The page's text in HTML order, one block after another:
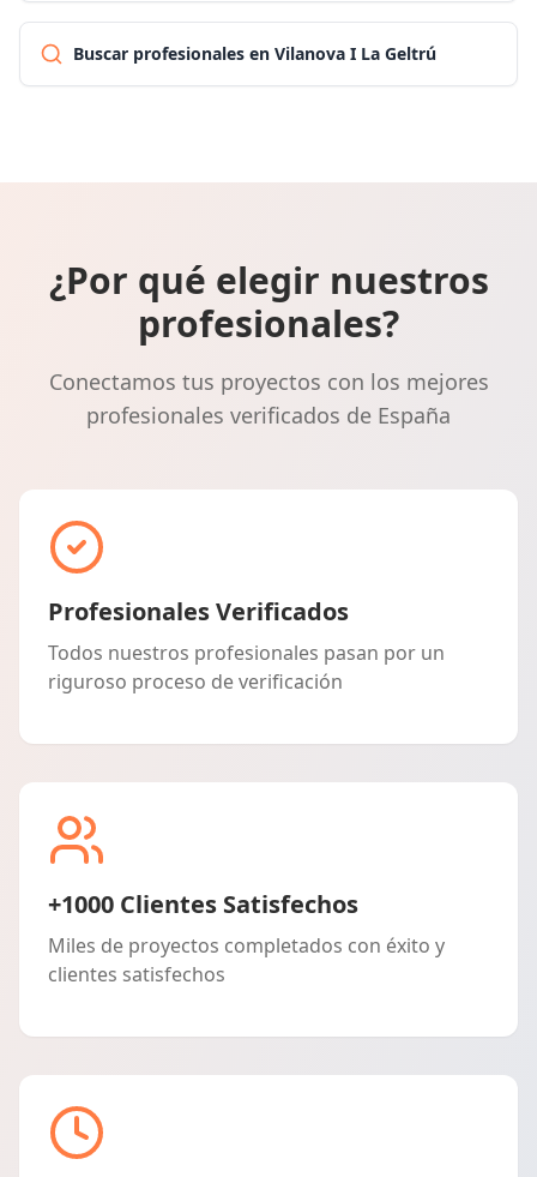
Buscar profesionales en Vilanova I La Geltrú
¿Por qué elegir nuestros
profesionales?
Conectamos tus proyectos con los mejores
profesionales verificados de España
Profesionales Verificados
Todos nuestros profesionales pasan por un
riguroso proceso de verificación
+1000 Clientes Satisfechos
Miles de proyectos completados con éxito y
clientes satisfechos